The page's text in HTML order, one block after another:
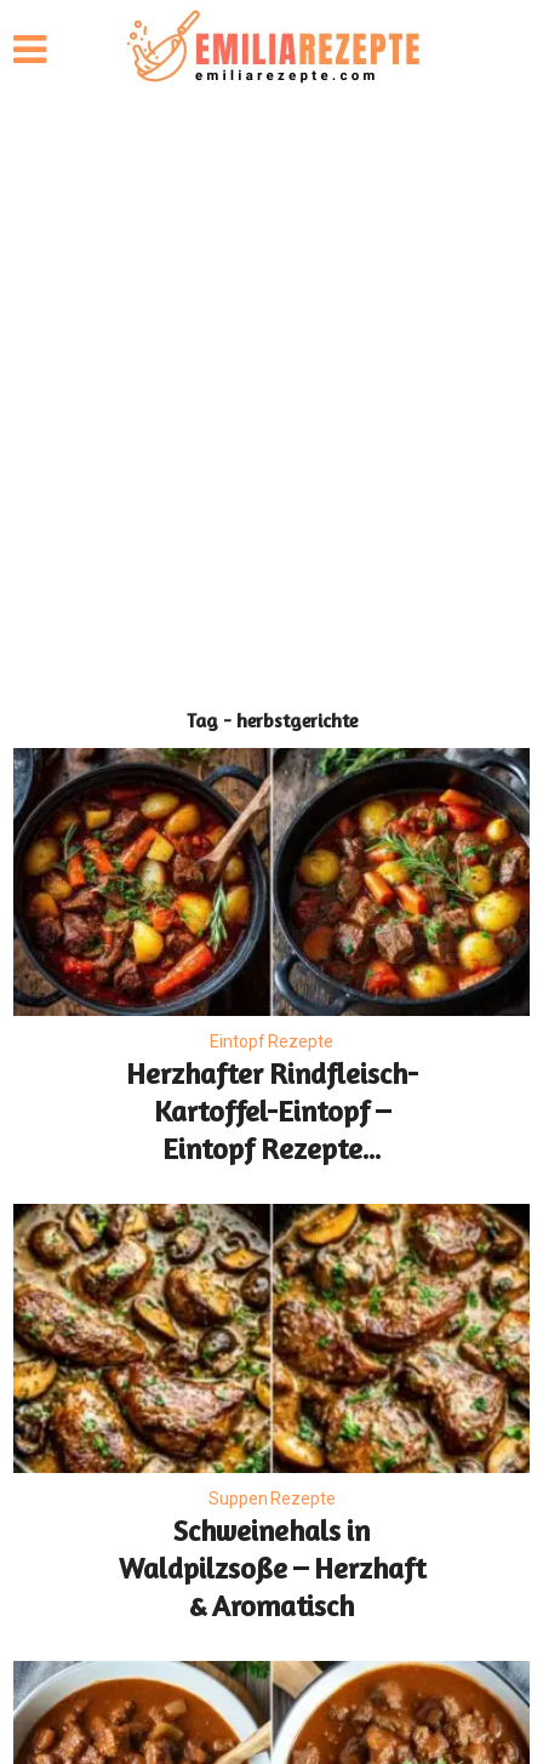
Tag - herbstgerichte
Eintopf Rezepte
Herzhafter Rindfleisch-
Kartoffel-Eintopf –
Eintopf Rezepte...
Suppen Rezepte
Schweinehals in
Waldpilzsoße – Herzhaft
& Aromatisch